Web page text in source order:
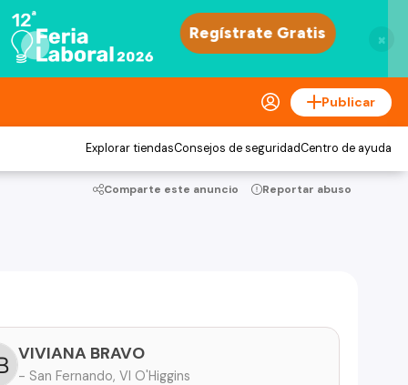
×
Publicar
Explorar tiendasConsejos de seguridadCentro de ayuda
Comparte este anuncio Reportar abuso
VIVIANA BRAVO
- San Fernando, VI O'Higgins